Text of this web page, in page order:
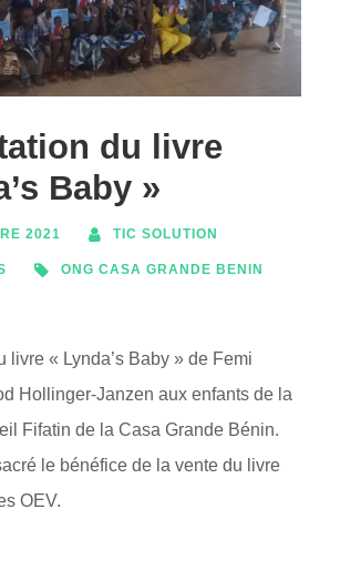
du livre
Baby »
2021 TIC SOLUTION
ONG CASA GRANDE BENIN
livre « Lynda’s Baby » de Femi
Hollinger-Janzen aux enfants de la
Fifatin de la Casa Grande Bénin.
le bénéfice de la vente du livre
OEV.